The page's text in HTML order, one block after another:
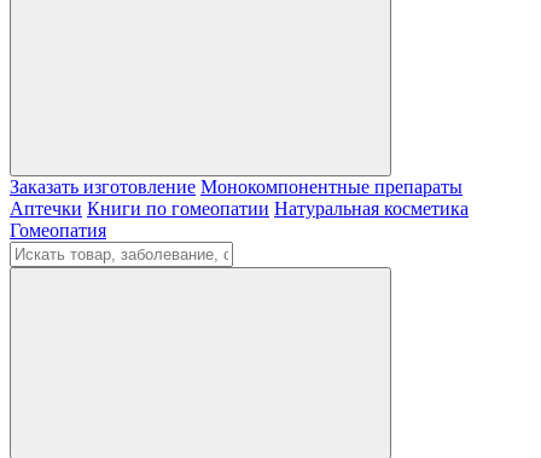
Заказать изготовление Монокомпонентные препараты
Аптечки Книги по гомеопатии Натуральная косметика
Гомеопатия